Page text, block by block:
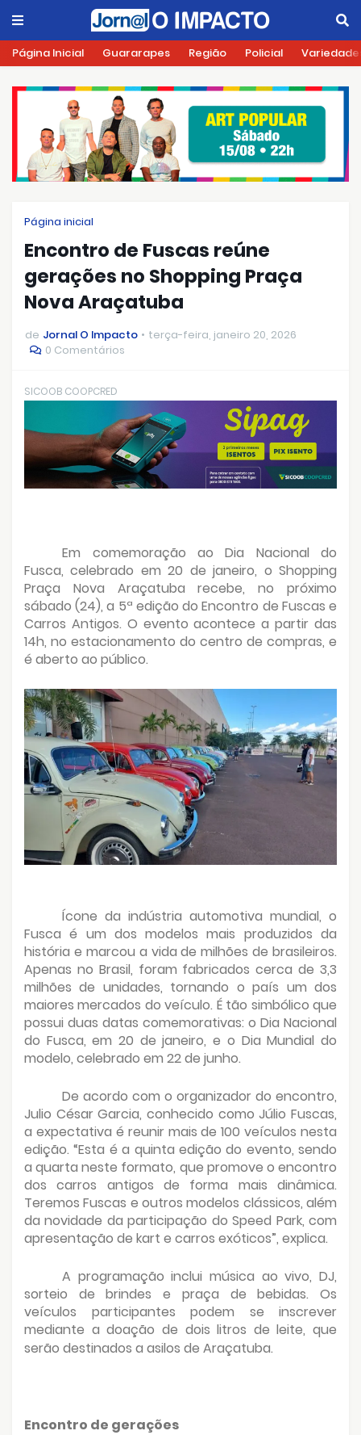
Página Inicial Guararapes Região Policial
Página inicial
Encontro de Fuscas reúne
gerações no Shopping Praça
Nova Araçatuba
de Jornal O Impacto
terça-feira, janeiro 20, 2026
0 Comentários
SICOOB COOPCRED
Em comemoração ao Dia Nacional do
Fusca, celebrado em 20 de janeiro, o Shopping
Praça Nova Araçatuba recebe, no próximo
sábado (24), a 5ª edição do Encontro de Fuscas e
Carros Antigos. O evento acontece a partir das
14h, no estacionamento do centro de compras, e
é aberto ao público.
Ícone da indústria automotiva mundial, o
Fusca é um dos modelos mais produzidos da
história e marcou a vida de milhões de brasileiros.
Apenas no Brasil, foram fabricados cerca de 3,3
milhões de unidades, tornando o país um dos
maiores mercados do veículo. É tão simbólico que
possui duas datas comemorativas: o Dia Nacional
do Fusca, em 20 de janeiro, e o Dia Mundial do
modelo, celebrado em 22 de junho.
De acordo com o organizador do encontro,
Julio César Garcia, conhecido como Júlio Fuscas,
a expectativa é reunir mais de 100 veículos nesta
edição. “Esta é a quinta edição do evento, sendo
a quarta neste formato, que promove o encontro
dos carros antigos de forma mais dinâmica.
Teremos Fuscas e outros modelos clássicos, além
da novidade da participação do Speed Park, com
apresentação de kart e carros exóticos”, explica.
A programação inclui música ao vivo, DJ,
sorteio de brindes e praça de bebidas. Os
veículos participantes podem se inscrever
mediante a doação de dois litros de leite, que
serão destinados a asilos de Araçatuba.
Encontro de gerações